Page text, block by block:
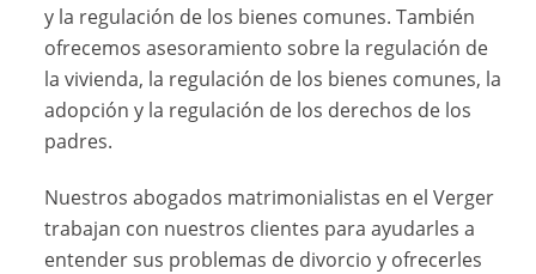
y la regulación de los bienes comunes. También
ofrecemos asesoramiento sobre la regulación de
la vivienda, la regulación de los bienes comunes, la
adopción y la regulación de los derechos de los
padres.
Nuestros abogados matrimonialistas en el Verger
trabajan con nuestros clientes para ayudarles a
entender sus problemas de divorcio y ofrecerles